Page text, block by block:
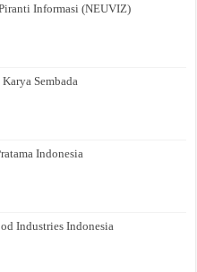
Informasi (NEUVIZ)
Sembada
Indonesia
Industries Indonesia